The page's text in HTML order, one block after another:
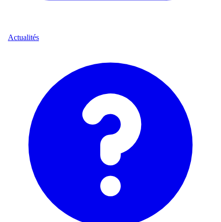
Actualités